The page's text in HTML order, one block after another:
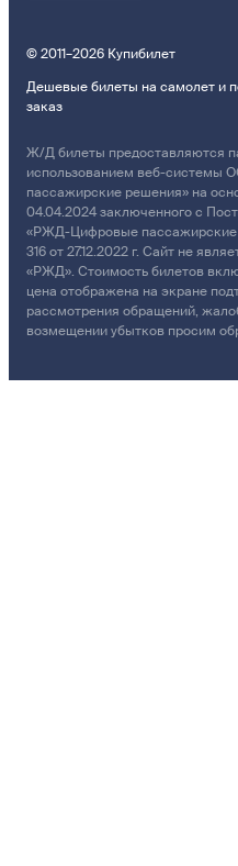
© 2011–2026 Купибилет
Дешевые билеты на самолет и
заказ
Ж/Д билеты предоставляются
использованием веб-системы
пассажирские решения» на
04.04.2024 заключенного с
«РЖД-Цифровые
316 от 27.12.2022 г. Сайт не
«РЖД». Стоимость билетов
цена отображена на экране
рассмотрения обращений,
возмещении убытков просим